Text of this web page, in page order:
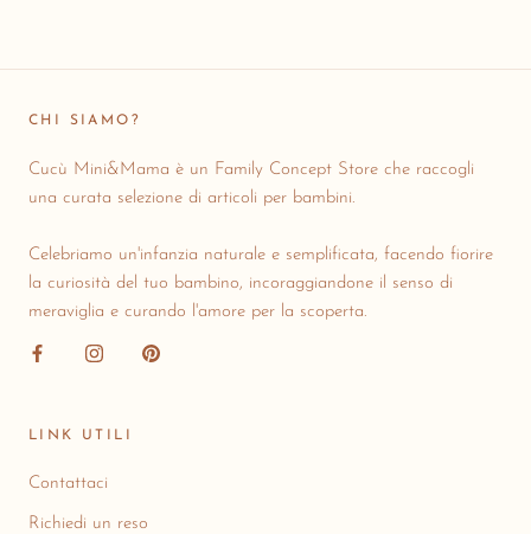
CHI SIAMO?
Cucù Mini&Mama è un Family Concept Store che raccogli
una curata selezione di articoli per bambini.
Celebriamo un'infanzia naturale e semplificata, facendo fiorire
la curiosità del tuo bambino, incoraggiandone il senso di
meraviglia e curando l'amore per la scoperta.
LINK UTILI
Contattaci
Richiedi un reso